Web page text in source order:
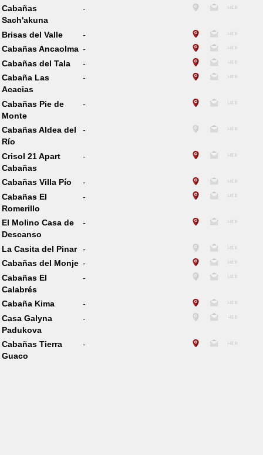
Cabañas
Sach'akuna
-
Brisas del Valle
-
Cabañas Ancaolma -
Cabañas del Tala
-
Cabaña Las
Acacias
-
Cabañas Pie de
Monte
-
Cabañas Aldea del
Río
-
Crisol 21 Apart
Cabañas
-
Cabañas Villa Pío
-
Cabañas El
Romerillo
-
El Molino Casa de
Descanso
-
La Casita del Pinar
-
Cabañas del Monje -
Cabañas El
Calabrés
-
Cabaña Kima
-
Casa Galyna
Padukova
-
Cabañas Tierra
Guaco
-